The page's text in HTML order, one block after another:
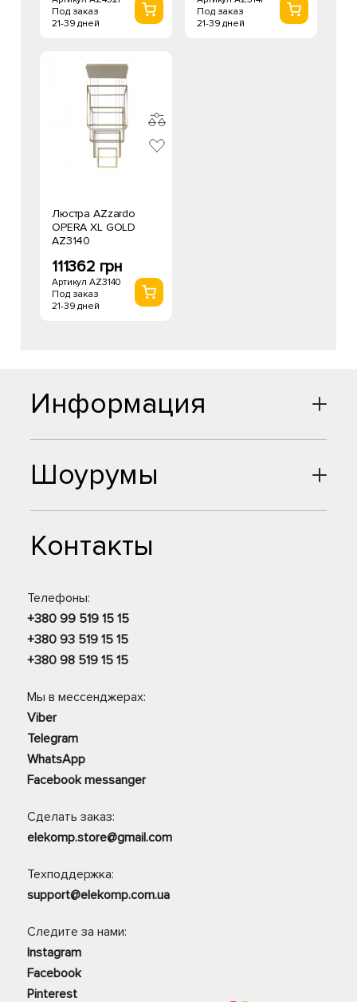
Под заказ
21-39 дней
Под заказ
21-39 дней
Люстра AZzardo
OPERA XL GOLD
AZ3140
111362 грн
Артикул AZ3140
Под заказ
21-39 дней
Шоурумы
Контакты
Телефоны:
+380 99 519 15 15
+380 93 519 15 15
+380 98 519 15 15
Мы в мессенджерах:
Viber
Telegram
WhatsApp
Facebook messanger
Сделать заказ:
elekomp.store@gmail.com
Техподдержка:
support@elekomp.com.ua
Следите за нами:
Instagram
Facebook
Pinterest
Информация